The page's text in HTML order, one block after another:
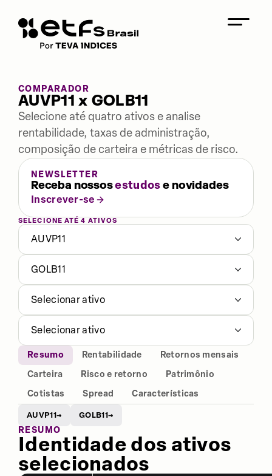
COMPARADOR
AUVP11 x GOLB11
Selecione até quatro ativos e analise
rentabilidade, taxas de administração,
composição de carteira e métricas de risco.
NEWSLETTER
Receba nossosestudose novidades
Inscrever-se
SELECIONE ATÉ 4 ATIVOS
AUVP11
GOLB11
Selecionar ativo
Selecionar ativo
Resumo Rentabilidade
Retornos mensais
Carteira
Risco e retorno
Patrimônio
Cotistas
Spread Características
AUVP11→ GOLB11→
RESUMO
Identidade dos ativos
selecionados